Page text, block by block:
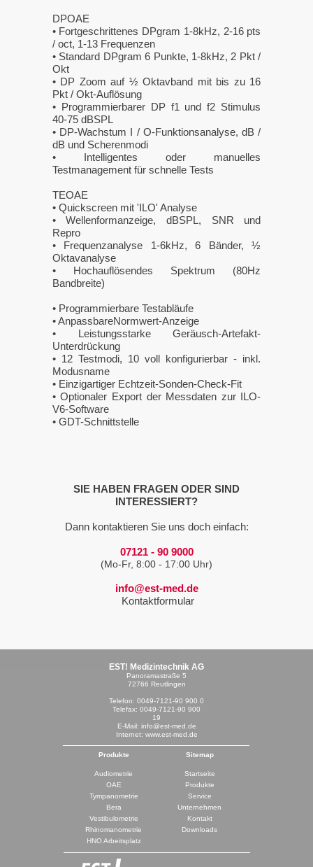
DPOAE
• Fortgeschrittenes DPgram 1-8kHz, 2-16 pts
/ oct, 1-13 Frequenzen
• Standard DPgram 6 Punkte, 1-8kHz, 2 Pkt /
Okt
• DP Zoom auf ½ Oktavband mit bis zu 16
Pkt / Okt-Auflösung
• Programmierbarer DP f1 und f2 Stimulus
40-75 dBSPL
• DP-Wachstum I / O-Funktionsanalyse, dB /
dB und Scherenmodi
• Intelligentes oder manuelles
Testmanagement für schnelle Tests
TEOAE
• Quickscreen mit 'ILO' Analyse
• Wellenformanzeige, dBSPL, SNR und
Repro
• Frequenzanalyse 1-6kHz, 6 Bänder, ½
Oktavanalyse
• Hochauflösendes Spektrum (80Hz
Bandbreite)
• Programmierbare Testabläufe
• AnpassbareNormwert-Anzeige
• Leistungsstarke Geräusch-Artefakt-
Unterdrückung
• 12 Testmodi, 10 voll konfigurierbar - inkl.
Modusname
• Einzigartiger Echtzeit-Sonden-Check-Fit
• Optionaler Export der Messdaten zur ILO-
V6-Software
• GDT-Schnittstelle
SIE HABEN FRAGEN ODER SIND
INTERESSIERT?
Dann kontaktieren Sie uns doch einfach:
07121 - 90 9000
(Mo-Fr, 8:00 - 17:00 Uhr)
info@est-med.de
Kontaktformular
Sitemap
Produkte
Audiometrie
Startseite
OAE
Produkte
Tympanometrie
Service
Bera
Unternehmen
Vestibulometrie
Rhinomanometrie
Kontakt
Downloads
HNO Arbeitsplatz
EST! Medizintechnik AG
Panoramastraße 5
72766 Reutlingen
Telefon: 0049-7121-90 900 0
Telefax: 0049-7121-90 900
19
E-Mail: info@est-med.de
Internet: www.est-med.de